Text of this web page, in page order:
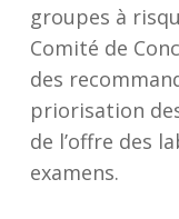
groupes à
Comité de
des
priorisation
de l’offre des
examens.